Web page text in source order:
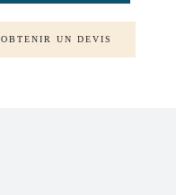
OBTENIR UN DEVIS